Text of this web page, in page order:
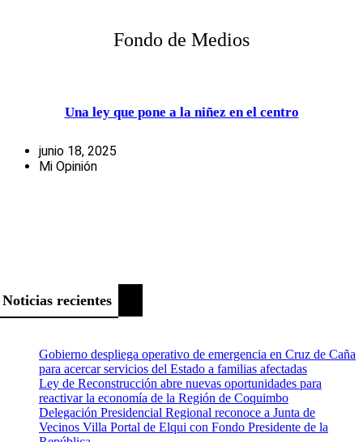
Fondo de Medios
Una ley que pone a la niñez en el centro
junio 18, 2025
Mi Opinión
Noticias recientes
Gobierno despliega operativo de emergencia en Cruz de Caña
para acercar servicios del Estado a familias afectadas
Ley de Reconstrucción abre nuevas oportunidades para
reactivar la economía de la Región de Coquimbo
Delegación Presidencial Regional reconoce a Junta de
Vecinos Villa Portal de Elqui con Fondo Presidente de la